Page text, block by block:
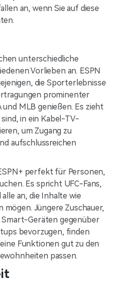
an, wenn Sie auf diese
unterschiedliche
Vorlieben an. ESPN
die Sporterlebnisse
prominenter
und MLB genießen. Es zieht
in ein Kabel-TV-
um Zugang zu
aufschlussreichen
perfekt für Personen,
Es spricht UFC-Fans,
an, die Inhalte wie
Jüngere Zuschauer,
Geräten gegenüber
bevorzugen, finden
Funktionen gut zu den
passen.